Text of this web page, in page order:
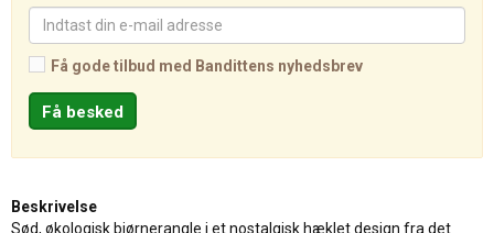
Få gode tilbud med Bandittens nyhedsbrev
Beskrivelse
Sød, økologisk bjørnerangle i et nostalgisk hæklet design fra det